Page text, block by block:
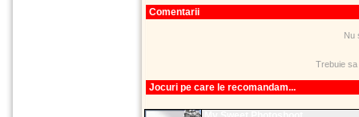
Comentarii
Nu
Trebuie
Jocuri pe care le recomandam...